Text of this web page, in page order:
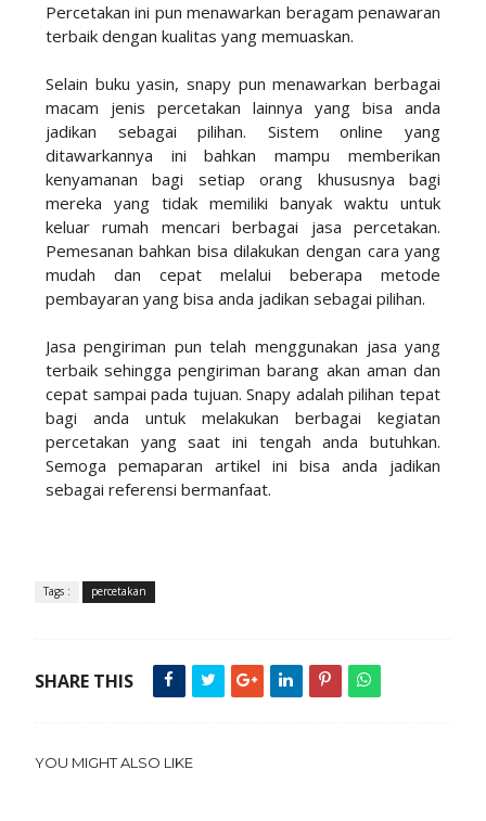
Percetakan ini pun menawarkan beragam penawaran
terbaik dengan kualitas yang memuaskan.
Selain buku yasin, snapy pun menawarkan berbagai
macam jenis percetakan lainnya yang bisa anda
jadikan sebagai pilihan. Sistem online yang
ditawarkannya ini bahkan mampu memberikan
kenyamanan bagi setiap orang khususnya bagi
mereka yang tidak memiliki banyak waktu untuk
keluar rumah mencari berbagai jasa percetakan.
Pemesanan bahkan bisa dilakukan dengan cara yang
mudah dan cepat melalui beberapa metode
pembayaran yang bisa anda jadikan sebagai pilihan.
Jasa pengiriman pun telah menggunakan jasa yang
terbaik sehingga pengiriman barang akan aman dan
cepat sampai pada tujuan. Snapy adalah pilihan tepat
bagi anda untuk melakukan berbagai kegiatan
percetakan yang saat ini tengah anda butuhkan.
Semoga pemaparan artikel ini bisa anda jadikan
sebagai referensi bermanfaat.
Tags : percetakan
SHARE THIS
YOU MIGHT ALSO LIKE